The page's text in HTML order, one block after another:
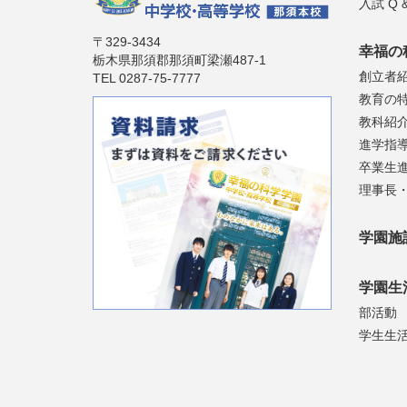
〒329-3434
栃木県那須郡那須町梁瀬487-1
TEL 0287-75-7777
入試 Q
幸福の
創立者
教育の
教科紹
進学指
卒業生
理事長
学園施
学園生
部活動
学生生